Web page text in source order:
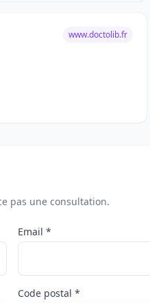
www.doctolib.fr
pas une consultation.
Email *
Code postal *